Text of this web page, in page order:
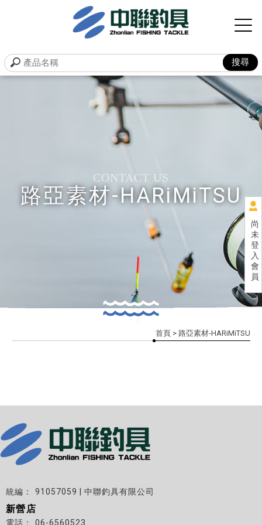
尚
未
登
入
會
員
路亞素材-HARiMiTSU
首頁 > 路亞素材-HARiMiTSU
91057059 | 中聯釣具有限公司
新營店
06-6560523